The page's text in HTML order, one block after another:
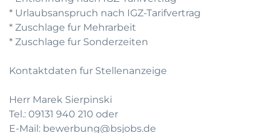
* Urlaubsanspruch nach IGZ-Tarifvertrag
* Zuschlage fur Mehrarbeit
* Zuschlage fur Sonderzeiten
Kontaktdaten fur Stellenanzeige
Herr Marek Sierpinski
Tel.: 09131 940 210 oder
E-Mail: bewerbung@bsjobs.de